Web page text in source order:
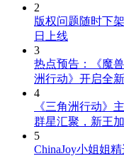
2
版权问题随时下
日上线
3
热点预告：《魔
洲行动》开启全
4
《三角洲行动》
群星汇聚，新王加
5
ChinaJoy小姐姐